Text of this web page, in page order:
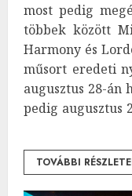
most pedig
többek között
Harmony és
műsort eredeti
augusztus 28-án
pedig augusztus
TOVÁBBI